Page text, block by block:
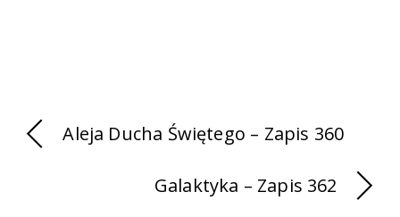
Aleja Ducha Świętego – Zapis 360
Galaktyka – Zapis 362